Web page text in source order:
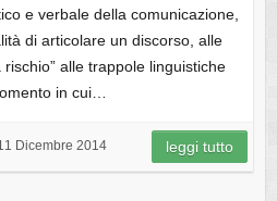
e verbale della comunicazione,
di articolare un discorso, alle
alle trappole linguistiche
in cui…
Dicembre 2014 leggi tutto